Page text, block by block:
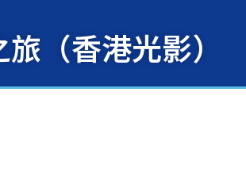
（香港光影）